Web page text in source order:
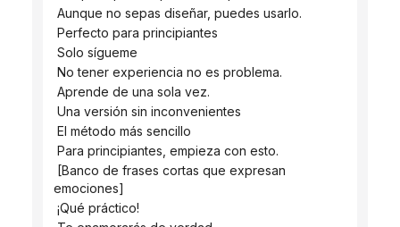
Aunque no sepas diseñar, puedes usarlo.
Perfecto para principiantes
Solo sígueme
No tener experiencia no es problema.
Aprende de una sola vez.
Una versión sin inconvenientes
El método más sencillo
Para principiantes, empieza con esto.
emociones]
¡Qué práctico!